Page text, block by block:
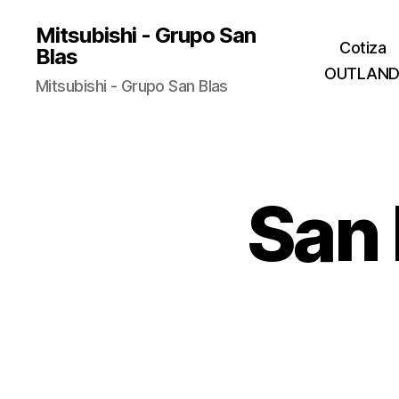
Mitsubishi - Grupo San
Blas
Mitsubishi - Grupo San Blas
Cotiza